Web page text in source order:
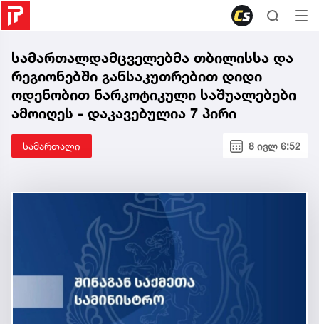
სამართალდამცველებმა თბილისსა და
რეგიონებში განსაკუთრებით დიდი
ოდენობით ნარკოტიკული საშუალებები
ამოიღეს - დაკავებულია 7 პირი
სამართალი 8 ივლ 6:52